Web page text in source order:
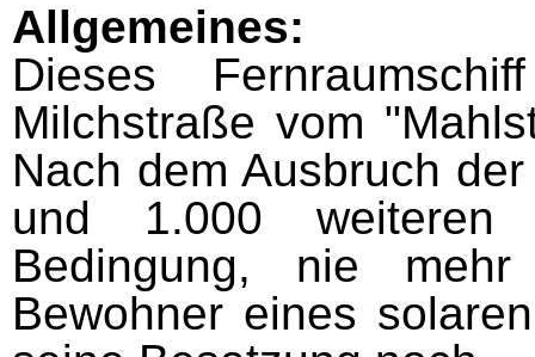
Allgemeines:
Dieses
Milchstraße vom
Nach dem Ausbruch
und 1.000
Bedingung, nie
Bewohner eines